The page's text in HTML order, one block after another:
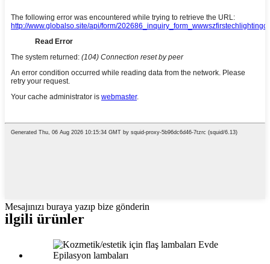
Mesajınızı buraya yazıp bize gönderin
ilgili ürünler